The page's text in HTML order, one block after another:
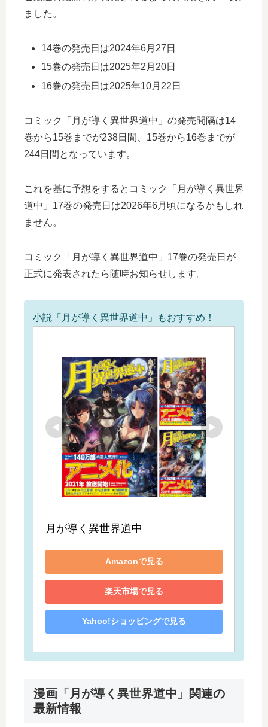
ました。
14巻の発売日は2024年6月27日
15巻の発売日は2025年2月20日
16巻の発売日は2025年10月22日
コミック「月が導く異世界道中」の発売間隔は14
巻から15巻までが238日間、15巻から16巻までが
244日間となっています。
これを基に予想をするとコミック「月が導く異世界
道中」17巻の発売日は2026年6月頃になるかもしれ
ません。
コミック「月が導く異世界道中」17巻の発売日が
正式に発表されたら随時お知らせします。
小説「月が導く異世界道中」もおすすめ！
月が導く異世界道中
Amazonで見る
楽天市場で見る
Yahoo!ショッピングで見る
漫画「月が導く異世界道中」関連の
最新情報